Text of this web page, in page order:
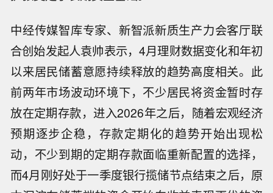
中经传媒智库专家、新智派新质生产力会客厅联
合创始发起人袁帅表示，4月理财数据变化和年初
以来居民储蓄意愿持续释放的趋势高度相关。此
前两年市场波动环境下，不少居民将资金暂时存
放在定期存款，进入2026年之后，随着宏观经济
预期逐步企稳，存款定期化的趋势开始出现松
动，不少到期的定期存款面临重新配置的选择，
而4月刚好处于一季度银行揽储节点结束之后，原